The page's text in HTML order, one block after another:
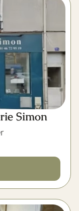
Simon